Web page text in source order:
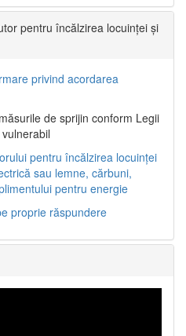
pentru încălzirea locuinței și
privind acordarea
de sprijin conform Legii
pentru încălzirea locuinței
sau lemne, cărbuni,
pentru energie
proprie răspundere